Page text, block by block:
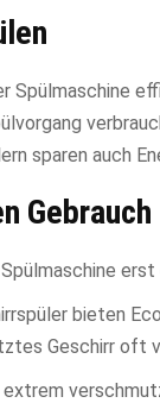
Spülmaschine
sparen auch
bieten
Geschirr oft